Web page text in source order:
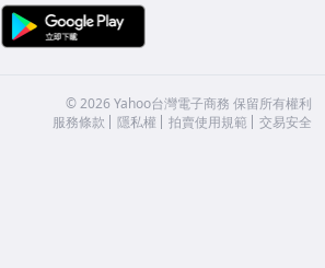
APP Store
©2026 Yahoo台灣電子商務 保留所有權利
服務條款
隱私權 拍賣使用規範 交易安全